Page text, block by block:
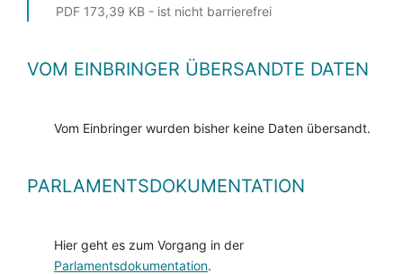
PDF 173,39 KB - ist nicht barrierefrei
VOM EINBRINGER ÜBERSANDTE DATEN
Vom Einbringer wurden bisher keine Daten übersandt.
PARLAMENTSDOKUMENTATION
Hier geht es zum Vorgang in der
Parlamentsdokumentation.